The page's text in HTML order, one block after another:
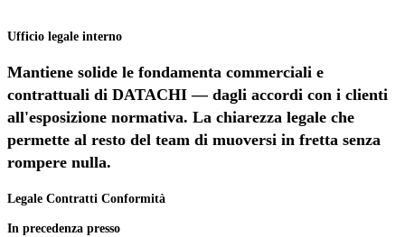
Ufficio legale interno
Mantiene solide le fondamenta commerciali e
contrattuali di DATACHI — dagli accordi con i clienti
all'esposizione normativa. La chiarezza legale che
permette al resto del team di muoversi in fretta senza
rompere nulla.
Legale Contratti Conformità
In precedenza presso